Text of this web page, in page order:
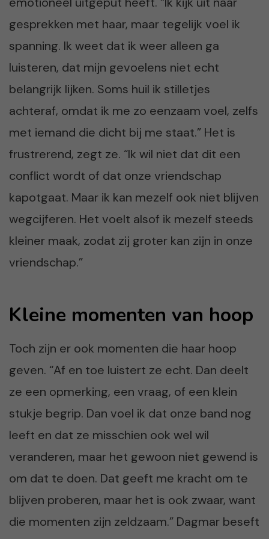
gesprekken met haar, maar tegelijk voel ik
spanning. Ik weet dat ik weer alleen ga
luisteren, dat mijn gevoelens niet echt
belangrijk lijken. Soms huil ik stilletjes
achteraf, omdat ik me zo eenzaam voel, zelfs
met iemand die dicht bij me staat.” Het is
frustrerend, zegt ze. “Ik wil niet dat dit een
conflict wordt of dat onze vriendschap
kapotgaat. Maar ik kan mezelf ook niet blijven
wegcijferen. Het voelt alsof ik mezelf steeds
kleiner maak, zodat zij groter kan zijn in onze
vriendschap.”
Kleine momenten van hoop
Toch zijn er ook momenten die haar hoop
geven. “Af en toe luistert ze echt. Dan deelt
ze een opmerking, een vraag, of een klein
stukje begrip. Dan voel ik dat onze band nog
leeft en dat ze misschien ook wel wil
veranderen, maar het gewoon niet gewend is
om dat te doen. Dat geeft me kracht om te
blijven proberen, maar het is ook zwaar, want
die momenten zijn zeldzaam.” Dagmar beseft